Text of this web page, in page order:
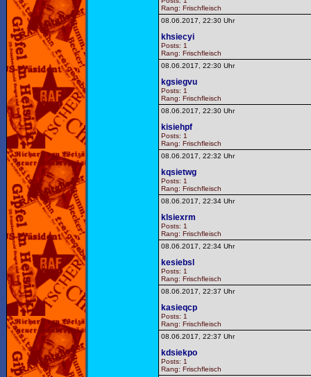
Rang: Frischfleisch
08.06.2017, 22:30 Uhr
khsiecyi
Posts: 1
Rang: Frischfleisch
08.06.2017, 22:30 Uhr
kgsiegvu
Posts: 1
Rang: Frischfleisch
08.06.2017, 22:30 Uhr
kisiehpf
Posts: 1
Rang: Frischfleisch
08.06.2017, 22:32 Uhr
kqsietwg
Posts: 1
Rang: Frischfleisch
08.06.2017, 22:34 Uhr
klsiexrm
Posts: 1
Rang: Frischfleisch
08.06.2017, 22:34 Uhr
kesiebsl
Posts: 1
Rang: Frischfleisch
08.06.2017, 22:37 Uhr
kasieqcp
Posts: 1
Rang: Frischfleisch
08.06.2017, 22:37 Uhr
kdsiekpo
Posts: 1
Rang: Frischfleisch